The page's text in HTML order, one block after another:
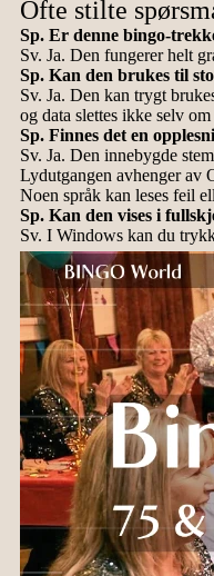
Ofte stilte
Sp. Er denne bingo-
Sv. Ja. Den fungerer helt
Sp. Kan den brukes til
Sv. Ja. Den kan trygt
og data slettes ikke selv
Sp. Finnes det en
Sv. Ja. Den innebygde
Lydutgangen avhenger av
Noen språk kan leses feil
Sp. Kan den vises i
Sv. I Windows kan du